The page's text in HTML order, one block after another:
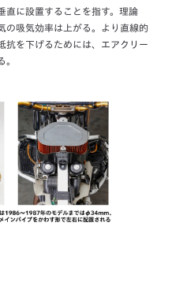
直に設置することを指す。理論
の吸気効率は上がる。より直線的
抗を下げるためには、エアクリー
。